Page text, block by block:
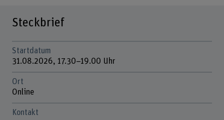
Steckbrief
Startdatum
31.08.2026, 17.30–19.00 Uhr
Ort
Online
Kontakt